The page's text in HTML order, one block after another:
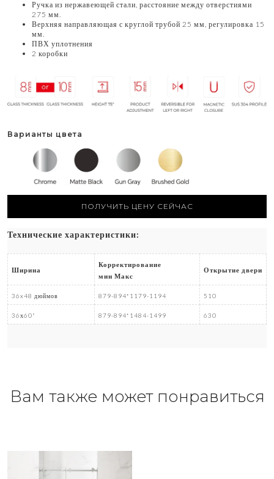
Ручка из нержавеющей стали, расстояние между отверстиями
275 мм.
Верхняя направляющая с круглой трубой 25 мм, регулировка 15
мм.
ПВХ уплотнения
2 коробки
Варианты цвета
ПОЛУЧИТЬ ЦЕНУ СЕЙЧАС
Технические характеристики:
Ширина
Корректирование
мин Макс
Открытие двери
36x48 дюймов 879-894*1179-1194 510
36х60" 879-894*1484-1499 630
Вам также может понравиться